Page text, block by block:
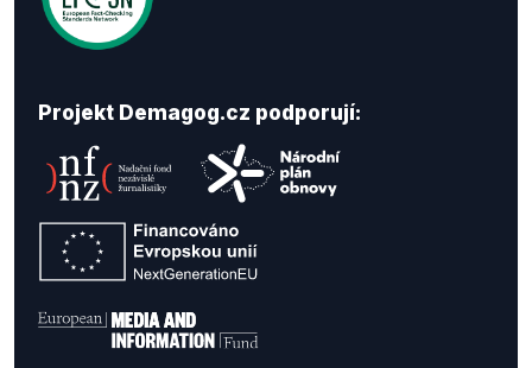
Projekt Demagog.cz podporují: